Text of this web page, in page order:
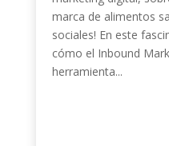
marca de alimentos
sociales! En este
cómo el Inbound
herramienta...